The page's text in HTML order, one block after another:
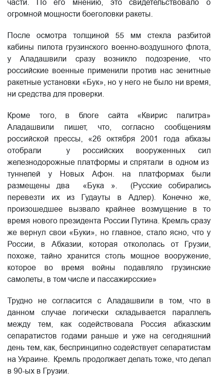
части. По его мнению, это свидетельствовало о
огромной мощности боеголовки ракеты.
После осмотра толщиной 55 мм стекла разбитой
кабины пилота грузинского военно-воздушного флота,
у Аладашвили сразу возникло подозрение, что
российские военные применили против нас зенитные
ракетные установки «Бук», но у него не было ни время,
ни средства для проверки.
Кроме того, в блоге сайта «Квирис палитра»
Аладашвили пишет, что, согласно сообщениям
российской прессы, «26 октября 2001 года абхазы
отобрали у российских вооруженных сил
железнодорожные платформы и спрятали в одном из
туннелей у Новых Афон. на платформах были
размещены два «Бука ». (Русские собирались
перевезти их из Гудауты в Адлер). Конечно же,
произошедшее вызвало крайнее возмущение в то
время нового президента России Путина. Кремль сразу
же вернул свои «Буки», но главное, стало ясно, что у
России, в Абхазии, которая откололась от Грузии,
похоже, тайно хранится столь мощное вооружение,
которое во время войны подавляло грузинские
самолеты, в том числе и пассажирсские»
Трудно не согласится с Аладашвили в том, что в
данном случае логически складывается параллель
между тем, как содействовала Россия абхазским
сепаратистов годами раньше и уже на сегодняшний
день тем, как, беспринципно содействует сепаратистам
на Украине. Кремль продолжает делать тоже, что делал
в 90-ых в Грузии.